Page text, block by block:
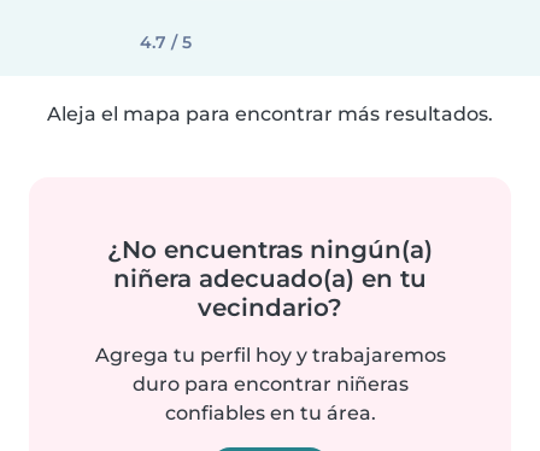
4.7 / 5
Aleja el mapa para encontrar más resultados.
¿No encuentras ningún(a)
niñera adecuado(a) en tu
vecindario?
Agrega tu perfil hoy y trabajaremos
duro para encontrar niñeras
confiables en tu área.